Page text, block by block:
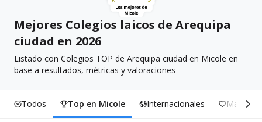
Mejores Colegios laicos de Arequipa
ciudad en 2026
Listado con Colegios TOP de Arequipa ciudad en Micole en
base a resultados, métricas y valoraciones
Todos Top en Micole Internacionales Más